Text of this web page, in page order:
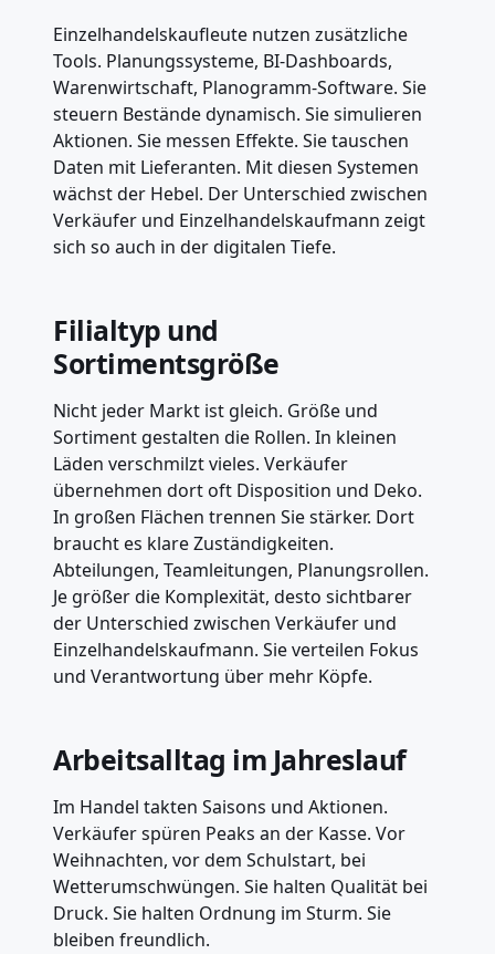
Einzelhandelskaufleute nutzen zusätzliche
Tools. Planungssysteme, BI-Dashboards,
Warenwirtschaft, Planogramm-Software. Sie
steuern Bestände dynamisch. Sie simulieren
Aktionen. Sie messen Effekte. Sie tauschen
Daten mit Lieferanten. Mit diesen Systemen
wächst der Hebel. Der Unterschied zwischen
Verkäufer und Einzelhandelskaufmann zeigt
sich so auch in der digitalen Tiefe.
Filialtyp und
Sortimentsgröße
Nicht jeder Markt ist gleich. Größe und
Sortiment gestalten die Rollen. In kleinen
Läden verschmilzt vieles. Verkäufer
übernehmen dort oft Disposition und Deko.
In großen Flächen trennen Sie stärker. Dort
braucht es klare Zuständigkeiten.
Abteilungen, Teamleitungen, Planungsrollen.
Je größer die Komplexität, desto sichtbarer
der Unterschied zwischen Verkäufer und
Einzelhandelskaufmann. Sie verteilen Fokus
und Verantwortung über mehr Köpfe.
Arbeitsalltag im Jahreslauf
Im Handel takten Saisons und Aktionen.
Verkäufer spüren Peaks an der Kasse. Vor
Weihnachten, vor dem Schulstart, bei
Wetterumschwüngen. Sie halten Qualität bei
Druck. Sie halten Ordnung im Sturm. Sie
bleiben freundlich.